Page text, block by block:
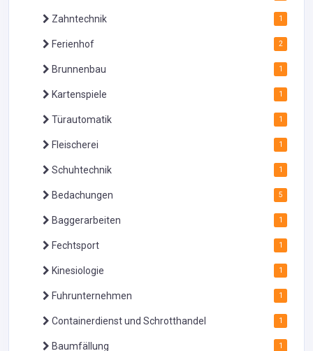
Zahntechnik 1
Ferienhof 2
Brunnenbau 1
Kartenspiele 1
Türautomatik 1
Fleischerei 1
Schuhtechnik 1
Bedachungen 5
Baggerarbeiten 1
Fechtsport 1
Kinesiologie 1
Fuhrunternehmen 1
Containerdienst und Schrotthandel 1
Baumfällung 1